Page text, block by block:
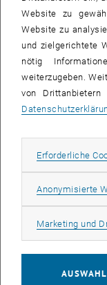
Blick auf die
Hubert Christian Ehalt
Enzyklopädie des
Wiener Vorlesungen
Standortbestimmung,
ISBN: 978-3-99028-
„Wiener Vorlesungen
Das Buch
Projekt der Wiener
Oktober 2017.
Seit 2011 gab es
TV. Anwesend bei
Besucherinnen und
Website zu
Website zu
und zielgerichtete
nötig
weiterzugeben.
von
Erforderliche
Anonymisierte
Marketing und